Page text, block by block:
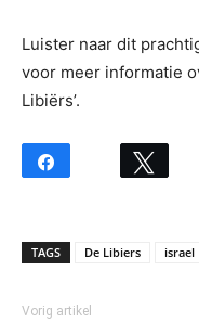
Luister naar dit
voor meer informatie
Libiërs’.
TAGS De Libiers israel
Vorig artikel